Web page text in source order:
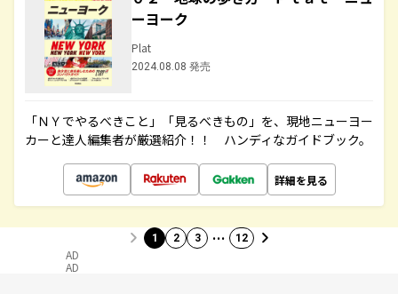
ーヨーク
Plat
2024.08.08 発売
「ＮＹでやるべきこと」「見るべきもの」を、現地ニューヨー
カーと達人編集者が厳選紹介！！ ハンディなガイドブック。
詳細を見る
1 2 3 … 12
AD
AD